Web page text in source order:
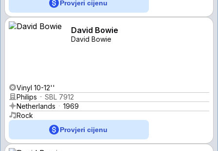
Provjeri cijenu
David Bowie
David Bowie
Vinyl 10-12''
Philips
SBL 7912
Netherlands
1969
Rock
Provjeri cijenu